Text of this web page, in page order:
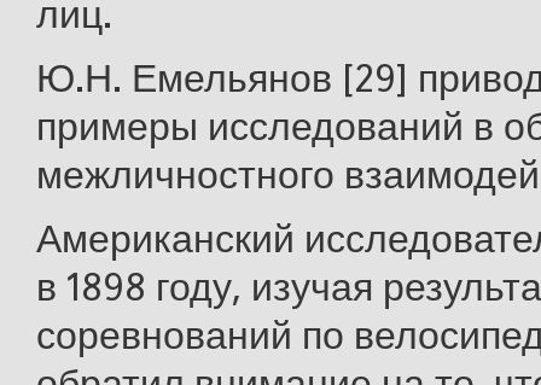
лиц.
Ю.Н. Емельянов [29]
примеры исследований в
межличностного
Американский
в 1898 году, изучая
соревнований по